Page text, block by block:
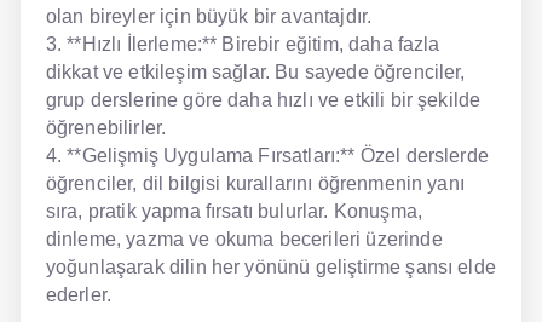
olan bireyler için büyük bir avantajdır.
3. **Hızlı İlerleme:** Birebir eğitim, daha fazla
dikkat ve etkileşim sağlar. Bu sayede öğrenciler,
grup derslerine göre daha hızlı ve etkili bir şekilde
öğrenebilirler.
4. **Gelişmiş Uygulama Fırsatları:** Özel derslerde
öğrenciler, dil bilgisi kurallarını öğrenmenin yanı
sıra, pratik yapma fırsatı bulurlar. Konuşma,
dinleme, yazma ve okuma becerileri üzerinde
yoğunlaşarak dilin her yönünü geliştirme şansı elde
ederler.